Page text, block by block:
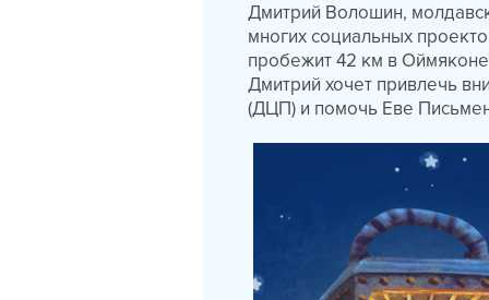
Дмитрий Волошин,
многих социальных
пробежит 42 км в
Дмитрий хочет привлечь
(ДЦП) и помочь Еве